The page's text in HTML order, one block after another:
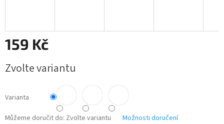
159 Kč
cena:
Zvolte variantu
Varianta
Můžeme doručit do: Zvolte variantu Možnosti doručení